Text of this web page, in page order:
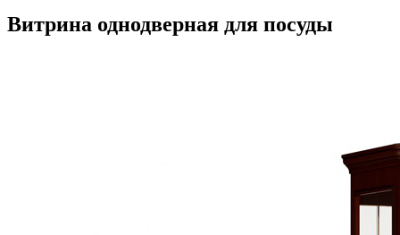
Витрина однодверная для посуды